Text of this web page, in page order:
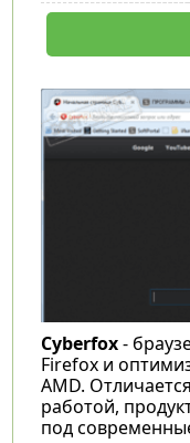
Cyberfox-
Firefox и
AMD.
работой,
под